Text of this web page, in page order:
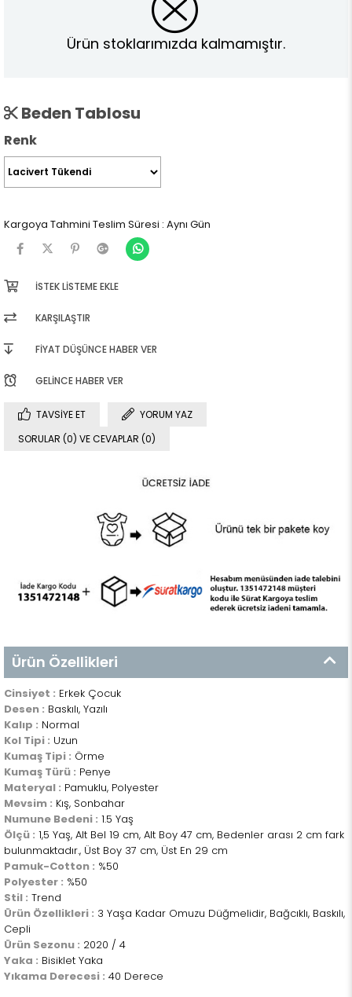
Ürün stoklarımızda kalmamıştır.
Beden Tablosu
Renk
Kargoya Tahmini Teslim Süresi : Aynı Gün
İSTEK LISTEME EKLE
KARŞILAŞTIR
FIYAT DÜŞÜNCE HABER VER
GELINCE HABER VER
TAVSIYE ET
YORUM YAZ
SORULAR (0) VE CEVAPLAR (0)
Ürün Özellikleri
Cinsiyet : Erkek Çocuk
Desen : Baskılı, Yazılı
Kalıp : Normal
Kol Tipi : Uzun
Kumaş Tipi : Örme
Kumaş Türü : Penye
Materyal : Pamuklu, Polyester
Mevsim : Kış, Sonbahar
Numune Bedeni : 1.5 Yaş
Ölçü : 1,5 Yaş, Alt Bel 19 cm, Alt Boy 47 cm, Bedenler arası 2 cm fark
bulunmaktadır., Üst Boy 37 cm, Üst En 29 cm
Pamuk-Cotton : %50
Polyester : %50
Stil : Trend
Ürün Özellikleri : 3 Yaşa Kadar Omuzu Düğmelidir, Bağcıklı, Baskılı,
Cepli
Ürün Sezonu : 2020 / 4
Yaka : Bisiklet Yaka
Yıkama Derecesi : 40 Derece